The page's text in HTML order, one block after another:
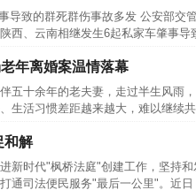
致的群死群伤事故多发 公安部
西、云南相继发生6起私家车肇事导
年离婚案温情落幕
十余年的老夫妻，走过半生风雨
生活习惯差距越来越大，难以继续
和解
时代"枫桥法庭"创建工作，坚持和
通司法便民服务"最后一公里"。近